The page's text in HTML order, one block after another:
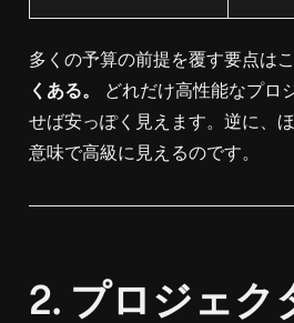
多くの予算の前提を覆す要点は
くある。
どれだけ高性能なプロ
せば安っぽく見えます。逆に、
意味で高級に見えるのです。
2. プロジェク